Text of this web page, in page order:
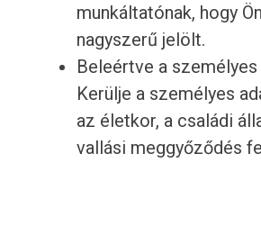
munkáltatónak, hogy
nagyszerű jelölt.
Beleértve a
Kerülje a személyes
az életkor, a családi
vallási meggyőződés